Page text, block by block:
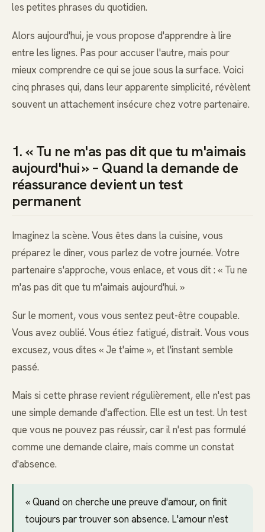
les petites phrases du quotidien.
Alors aujourd'hui, je vous propose d'apprendre à lire
entre les lignes. Pas pour accuser l'autre, mais pour
mieux comprendre ce qui se joue sous la surface. Voici
cinq phrases qui, dans leur apparente simplicité, révèlent
souvent un attachement insécure chez votre partenaire.
1. « Tu ne m'as pas dit que tu m'aimais
aujourd'hui » – Quand la demande de
réassurance devient un test
permanent
Imaginez la scène. Vous êtes dans la cuisine, vous
préparez le dîner, vous parlez de votre journée. Votre
partenaire s'approche, vous enlace, et vous dit : « Tu ne
m'as pas dit que tu m'aimais aujourd'hui. »
Sur le moment, vous vous sentez peut-être coupable.
Vous avez oublié. Vous étiez fatigué, distrait. Vous vous
excusez, vous dites « Je t'aime », et l'instant semble
passé.
Mais si cette phrase revient régulièrement, elle n'est pas
une simple demande d'affection. Elle est un test. Un test
que vous ne pouvez pas réussir, car il n'est pas formulé
comme une demande claire, mais comme un constat
d'absence.
« Quand on cherche une preuve d'amour, on finit
toujours par trouver son absence. L'amour n'est